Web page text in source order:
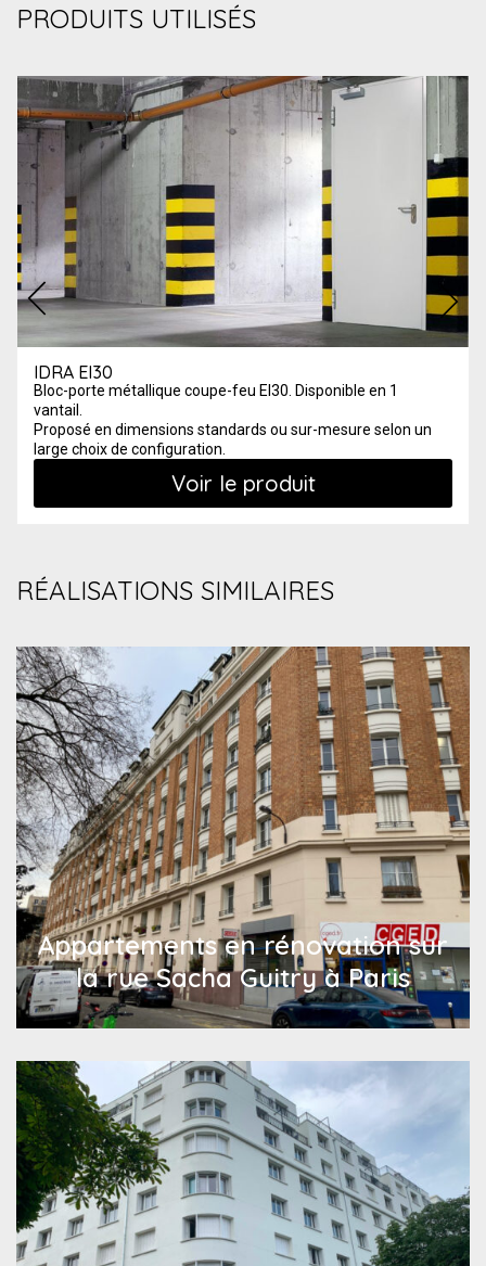
PRODUITS UTILISÉS
IDRA EI30
Bloc-porte métallique coupe-feu EI 30 . Disponible en 1
vantail
Proposé en dimensions standards ou sur-mesure selon un
large choix de configuration.
Voir le produit
RÉALISATIONS SIMILAIRES
Appartements en rénovation sur
la rue Sacha Guitry à Paris